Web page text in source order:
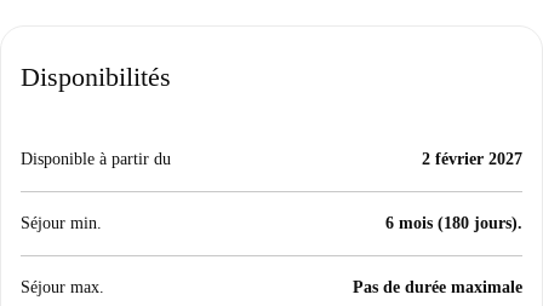
Disponibilités
Disponible à partir du 2 février 2027
Séjour min. 6 mois (180 jours).
Séjour max. Pas de durée maximale